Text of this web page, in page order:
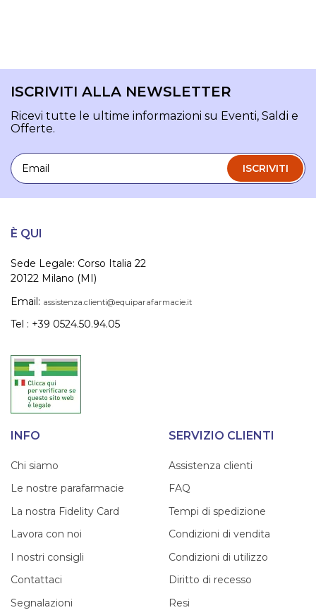
ISCRIVITI ALLA NEWSLETTER
Ricevi tutte le ultime informazioni su Eventi, Saldi e
Offerte.
Email
ISCRIVITI
È QUI
Sede Legale: Corso Italia 22
20122 Milano (MI)
Email: assistenza.clienti@equiparafarmacie.it
Tel : +39 0524.50.94.05
INFO
Chi siamo
Le nostre parafarmacie
La nostra Fidelity Card
Lavora con noi
I nostri consigli
Contattaci
Segnalazioni
SERVIZIO CLIENTI
Assistenza clienti
FAQ
Tempi di spedizione
Condizioni di vendita
Condizioni di utilizzo
Diritto di recesso
Resi